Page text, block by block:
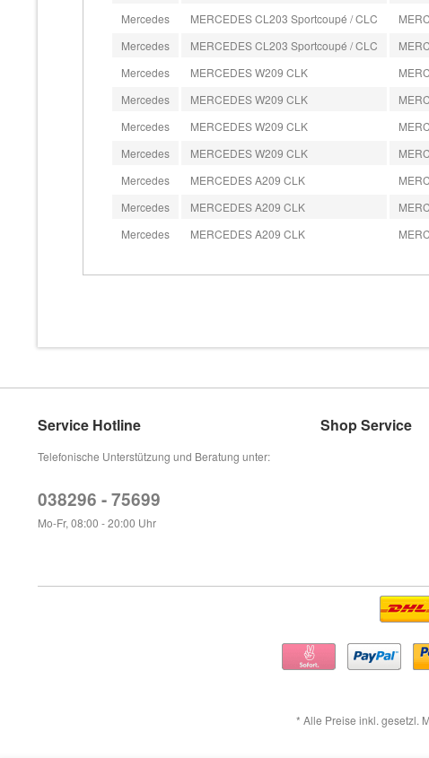
Mercedes
MERCEDES CL203 Sportcoupé / CLC
Mercedes
MERCEDES CL203 Sportcoupé / CLC
Mercedes
MERCEDES W209 CLK
Mercedes
MERCEDES W209 CLK
Mercedes
MERCEDES W209 CLK
Mercedes
MERCEDES W209 CLK
Mercedes
MERCEDES A209 CLK
Mercedes
MERCEDES A209 CLK
Mercedes
MERCEDES A209 CLK
Service Hotline
Telefonische Unterstützung und Beratung unter:
038296 - 75699
Mo-Fr, 08:00 - 20:00 Uhr
Shop Service
* Alle Preise inkl. gesetzl.